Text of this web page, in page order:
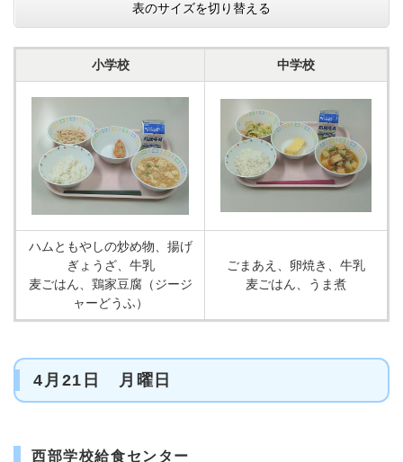
表のサイズを切り替える
小学校 中学校
ハムともやしの炒め物、揚げ
ぎょうざ、牛乳
麦ごはん、鶏家豆腐（ジージ
ャーどうふ）
ごまあえ、卵焼き、牛乳
麦ごはん、うま煮
4月21日 月曜日
西部学校給食センター